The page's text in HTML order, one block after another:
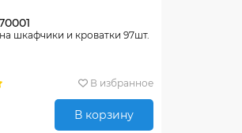
шкафчики и кроватки 97шт.
В избранное
В корзину